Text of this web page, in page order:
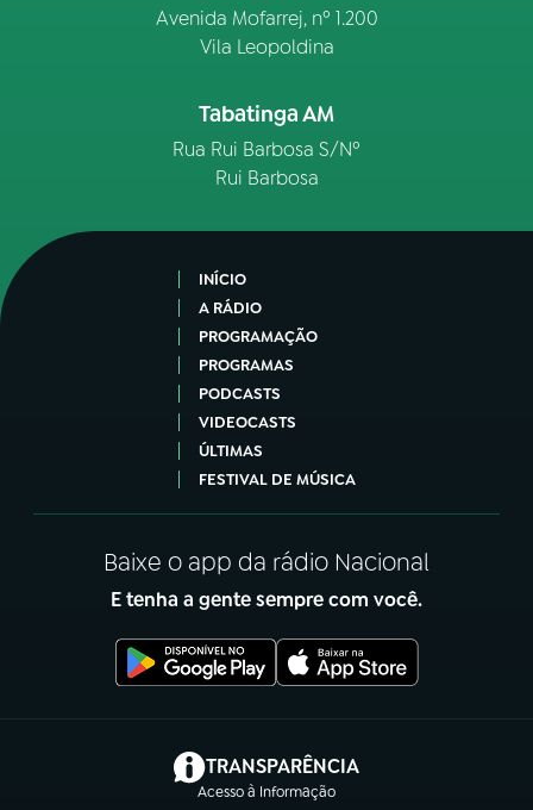
Avenida Mofarrej, nº 1.200
Vila Leopoldina
Tabatinga AM
Rua Rui Barbosa S/Nº
Rui Barbosa
INÍCIO
A RÁDIO
PROGRAMAÇÃO
PROGRAMAS
PODCASTS
VIDEOCASTS
ÚLTIMAS
FESTIVAL DE MÚSICA
Baixe o app da rádio Nacional
E tenha a gente sempre com você.
TRANSPARÊNCIA
Acesso à Informação
(abre em nova aba)